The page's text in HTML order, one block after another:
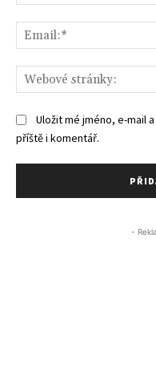
Uložit mé jméno, e-mail
příště i komentář.
-